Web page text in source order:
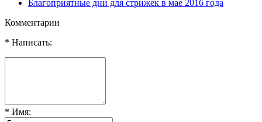
Благоприятные дни для стрижек в мае 2016 года
Комментарии
* Написать:
* Имя: